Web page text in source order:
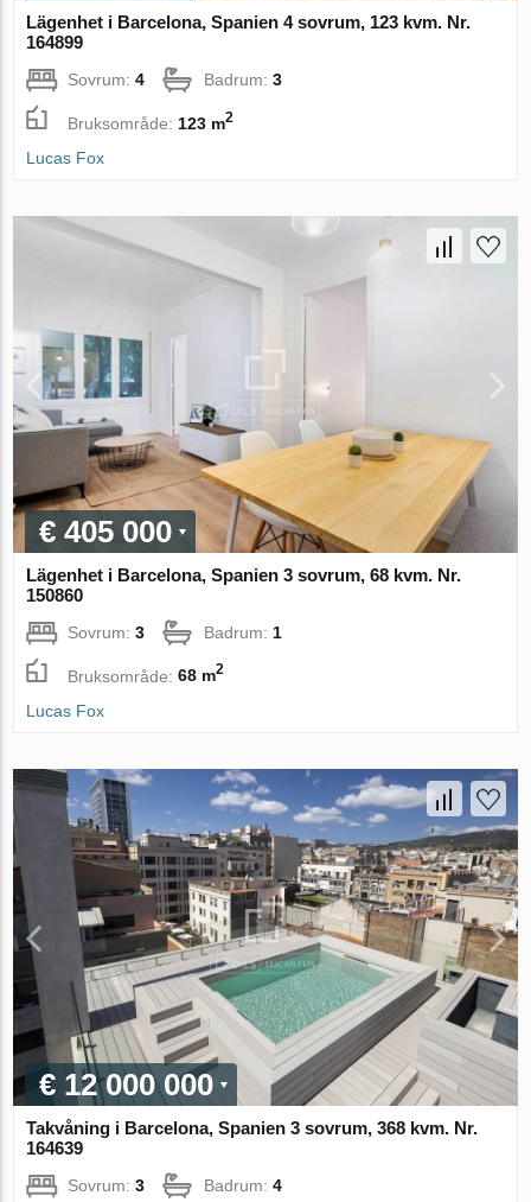
Lägenhet i Barcelona, Spanien 4 sovrum, 123 kvm. Nr.
164899
Sovrum:4 Badrum:3
Bruksområde: 123 m2
Lucas Fox
€ 405 000
Lägenhet i Barcelona, Spanien 3 sovrum, 68 kvm. Nr.
150860
Sovrum:3 Badrum: 1
Bruksområde:68 m2
Lucas Fox
€ 12 000 000
Takvåning i Barcelona, Spanien 3 sovrum, 368 kvm. Nr.
164639
Sovrum:3 Badrum:4